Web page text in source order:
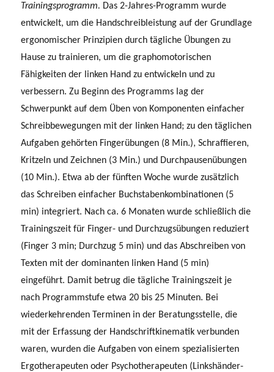
Trainingsprogramm. Das 2-Jahres-Programm wurde
entwickelt, um die Handschreibleistung auf der Grundlage
ergonomischer Prinzipien durch tägliche Übungen zu
Hause zu trainieren, um die graphomotorischen
Fähigkeiten der linken Hand zu entwickeln und zu
verbessern. Zu Beginn des Programms lag der
Schwerpunkt auf dem Üben von Komponenten einfacher
Schreibbewegungen mit der linken Hand; zu den täglichen
Aufgaben gehörten Fingerübungen (8 Min.), Schraffieren,
Kritzeln und Zeichnen (3 Min.) und Durchpausenübungen
(10 Min.). Etwa ab der fünften Woche wurde zusätzlich
das Schreiben einfacher Buchstabenkombinationen (5
min) integriert. Nach ca. 6 Monaten wurde schließlich die
Trainingszeit für Finger- und Durchzugsübungen reduziert
(Finger 3 min; Durchzug 5 min) und das Abschreiben von
Texten mit der dominanten linken Hand (5 min)
eingeführt. Damit betrug die tägliche Trainingszeit je
nach Programmstufe etwa 20 bis 25 Minuten. Bei
wiederkehrenden Terminen in der Beratungsstelle, die
mit der Erfassung der Handschriftkinematik verbunden
waren, wurden die Aufgaben von einem spezialisierten
Ergotherapeuten oder Psychotherapeuten (Linkshänder-